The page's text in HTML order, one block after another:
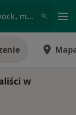
Zaburzenia Emocjonalne • Otwock, mazowieckie
w